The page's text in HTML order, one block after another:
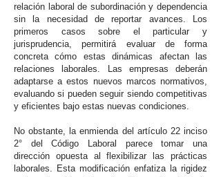
relación laboral de subordinación y dependencia
sin la necesidad de reportar avances. Los
primeros casos sobre el particular y
jurisprudencia, permitirá evaluar de forma
concreta cómo estas dinámicas afectan las
relaciones laborales. Las empresas deberán
adaptarse a estos nuevos marcos normativos,
evaluando si pueden seguir siendo competitivas
y eficientes bajo estas nuevas condiciones.
No obstante, la enmienda del artículo 22 inciso
2° del Código Laboral parece tomar una
dirección opuesta al flexibilizar las prácticas
laborales. Esta modificación enfatiza la rigidez